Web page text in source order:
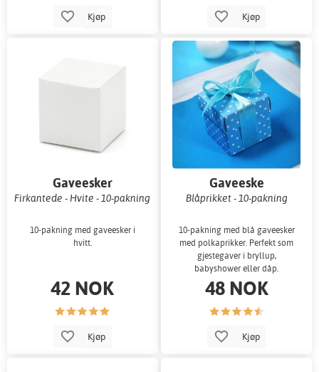
Kjøp Kjøp
Gaveesker
Firkantede - Hvite - 10-pakning
10-pakning med gaveesker i
hvitt.
42 NOK
Kjøp
Gaveeske
Blåprikket - 10-pakning
10-pakning med blå gaveesker
med polkaprikker. Perfekt som
gjestegaver i bryllup,
babyshower eller dåp.
48 NOK
Kjøp